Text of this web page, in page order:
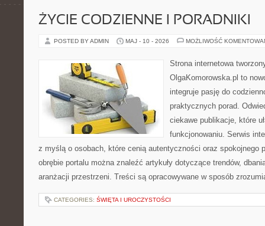
ŻYCIE CODZIENNE I PORADNIKI
POSTED BY ADMIN MAJ - 10 - 2026 MOŻLIWOŚĆ
Strona internetowa
OlgaKomorowska.pl to
integruje pasję do
praktycznych porad.
ciekawe publikacje, które
funkcjonowaniu. Serwis
z myślą o osobach, które cenią autentyczności oraz spokojnego
obrębie portalu można znaleźć artykuły dotyczące trendów,
aranżacji przestrzeni. Treści są opracowywane w sposób
CATEGORIES: ŚWIĘTA I UROCZYSTOŚCI